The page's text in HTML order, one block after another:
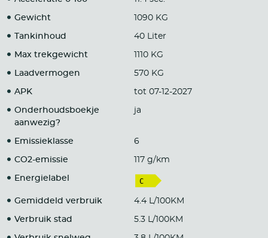
Gewicht 1090 KG
Tankinhoud 40 Liter
Max trekgewicht 1110 KG
Laadvermogen 570 KG
APK tot 07-12-2027
Onderhoudsboekje
aanwezig?
ja
Emissieklasse 6
CO2-emissie 117 g/km
Energielabel
Gemiddeld verbruik 4.4 L/100KM
Verbruik stad 5.3 L/100KM